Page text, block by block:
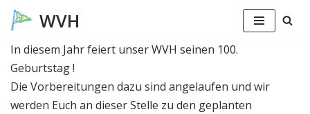
Inhalt
springen
In diesem Jahr feiert unser WVH seinen 100.
Geburtstag !
Die Vorbereitungen dazu sind angelaufen und wir
werden Euch an dieser Stelle zu den geplanten